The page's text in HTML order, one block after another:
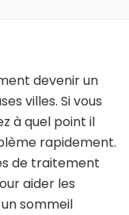
devenir un
villes. Si vous
à quel point il
rapidement.
de traitement
aider les
sommeil